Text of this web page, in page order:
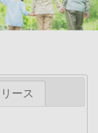
ース